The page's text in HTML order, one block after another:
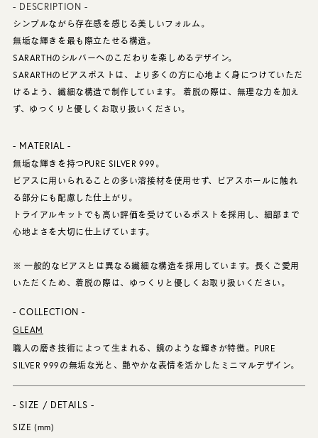
- DESCRIPTION -
シンプルながら存在感を感じる美しいフォルム。
無垢な輝きを最も際立たせる構造。
SARARTHのシルバーへのこだわりを楽しめるデザイン。
SARARTHのピアスポストは、より多くの方に心地よく身につけていただ
けるよう、繊細な構造で制作しています。 着脱の際は、無理な力を加え
ず、ゆっくりと優しくお取り扱いください。
- MATERIAL -
無垢な輝きを持つPURE SILVER 999。
ピアスに用いられることの多い溶接材を使用せず、ピアスホールに触れ
る部分にも配慮した仕上がり。
トライアルキットでも高い評価を受けているポストを採用し、細部まで
心地よさを大切に仕上げています。
※ 一般的なピアスとは異なる繊細な構造を採用しています。長くご愛用
いただくため、着脱の際は、ゆっくりと優しくお取り扱いください。
- COLLECTION -
GLEAM
職人の磨き技術によって生まれる、鏡のような輝きが特徴。PURE
SILVER 999の無垢な光と、艶やかな表情を活かしたミニマルデザイン。
- SIZE / DETAILS -
SIZE (mm)